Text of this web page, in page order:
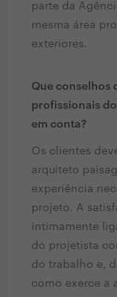
parte da
mesma área
exteriores.
Que conselhos
profissionais
em conta?
Os clientes
arquiteto
experiência
projeto. A
intimamente
do projetista
do trabalho e,
como exerce a